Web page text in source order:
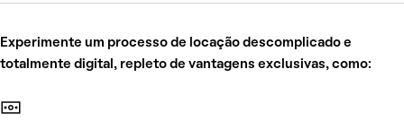
Experimente um processo de locação descomplicado e
totalmente digital, repleto de vantagens exclusivas, como: